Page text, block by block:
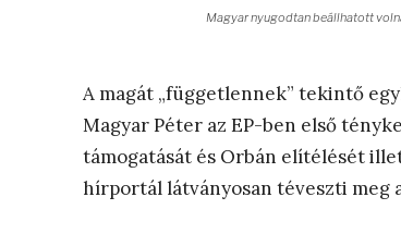
Magyar nyugodtan beállhatott
A magát „függetlennek” tekintő
Magyar Péter az EP-ben első
támogatását és Orbán elítélését
hírportál látványosan téveszti meg